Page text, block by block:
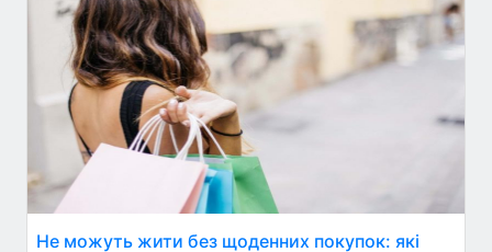
Не можуть жити без щоденних покупок: які